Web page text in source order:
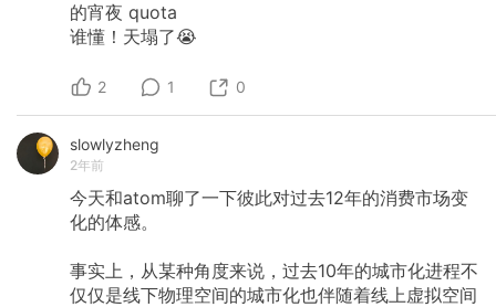
的宵夜 quota
谁懂！天塌了😭
2 1 0
slowlyzheng
2年前
今天和atom聊了一下彼此对过去12年的消费市场变
化的体感。
事实上，从某种角度来说，过去10年的城市化进程不
仅仅是线下物理空间的城市化也伴随着线上虚拟空间